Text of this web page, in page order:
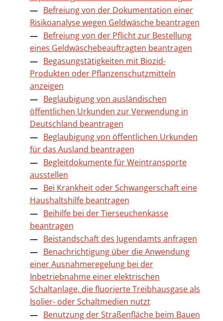
Befreiung von der Dokumentation einer
Risikoanalyse wegen Geldwäsche beantragen
Befreiung von der Pflicht zur Bestellung
eines Geldwäschebeauftragten beantragen
Begasungstätigkeiten mit Biozid-
Produkten oder Pflanzenschutzmitteln
anzeigen
Beglaubigung von ausländischen
öffentlichen Urkunden zur Verwendung in
Deutschland beantragen
Beglaubigung von öffentlichen Urkunden
für das Ausland beantragen
Begleitdokumente für Weintransporte
ausstellen
Bei Krankheit oder Schwangerschaft eine
Haushaltshilfe beantragen
Beihilfe bei der Tierseuchenkasse
beantragen
Beistandschaft des Jugendamts anfragen
Benachrichtigung über die Anwendung
einer Ausnahmeregelung bei der
Inbetriebnahme einer elektrischen
Schaltanlage, die fluorierte Treibhausgase als
Isolier- oder Schaltmedien nutzt
Benutzung der Straßenfläche beim Bauen